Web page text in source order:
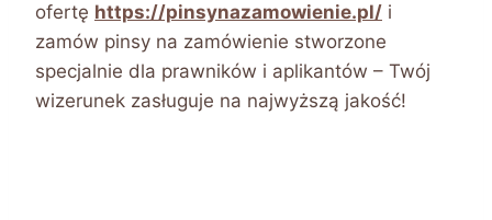
ofertę https://pinsynazamowienie.pl/ i
zamów pinsy na zamówienie stworzone
specjalnie dla prawników i aplikantów – Twój
wizerunek zasługuje na najwyższą jakość!